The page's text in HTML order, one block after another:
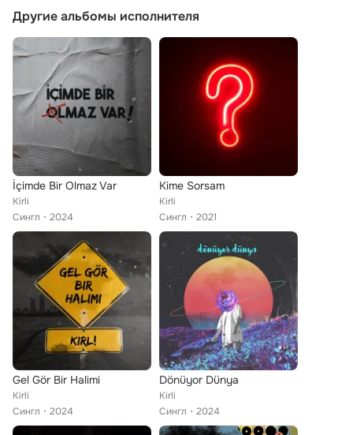
Другие альбомы исполнителя
İçimde Bir Olmaz Var
Kirli
Сингл
2024
Kime Sorsam
Kirli
Сингл
2021
Gel Gör Bir Halimi
Kirli
Сингл
2024
Dönüyor Dünya
Kirli
Сингл
2024